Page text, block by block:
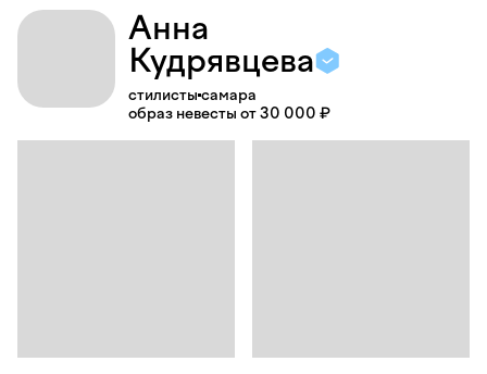
Анна
Кудрявцева
стилисты самара
образ невесты от 30 000 ₽